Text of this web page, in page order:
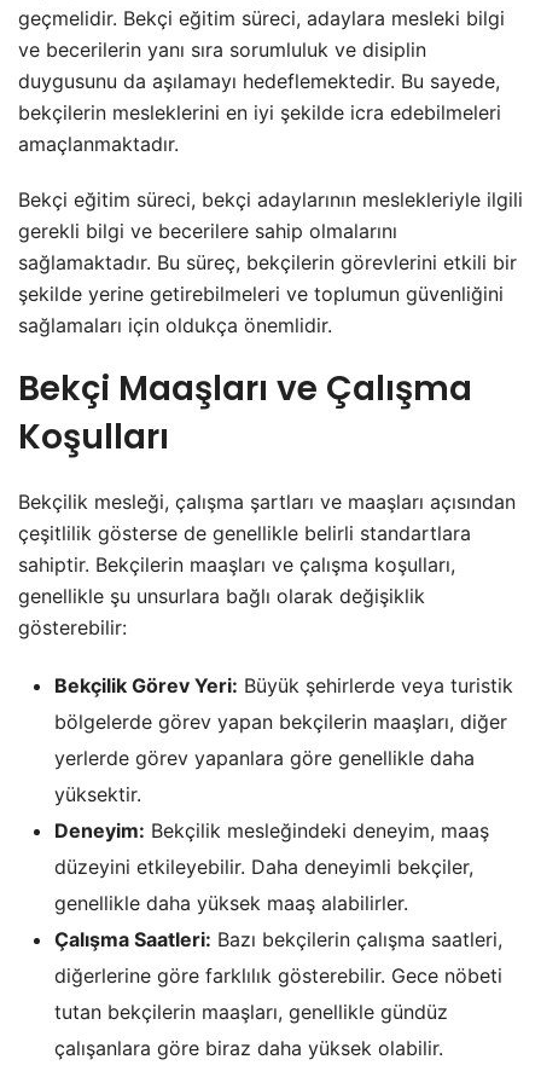
geçmelidir. Bekçi eğitim süreci, adaylara mesleki bilgi
ve becerilerin yanı sıra sorumluluk ve disiplin
duygusunu da aşılamayı hedeflemektedir. Bu sayede,
bekçilerin mesleklerini en iyi şekilde icra edebilmeleri
amaçlanmaktadır.
Bekçi eğitim süreci, bekçi adaylarının meslekleriyle ilgili
gerekli bilgi ve becerilere sahip olmalarını
sağlamaktadır. Bu süreç, bekçilerin görevlerini etkili bir
şekilde yerine getirebilmeleri ve toplumun güvenliğini
sağlamaları için oldukça önemlidir.
Bekçi Maaşları ve Çalışma
Koşulları
Bekçilik mesleği, çalışma şartları ve maaşları açısından
çeşitlilik gösterse de genellikle belirli standartlara
sahiptir. Bekçilerin maaşları ve çalışma koşulları,
genellikle şu unsurlara bağlı olarak değişiklik
gösterebilir:
Bekçilik Görev Yeri: Büyük şehirlerde veya turistik
bölgelerde görev yapan bekçilerin maaşları, diğer
yerlerde görev yapanlara göre genellikle daha
yüksektir.
Deneyim: Bekçilik mesleğindeki deneyim, maaş
düzeyini etkileyebilir. Daha deneyimli bekçiler,
genellikle daha yüksek maaş alabilirler.
Çalışma Saatleri: Bazı bekçilerin çalışma saatleri,
diğerlerine göre farklılık gösterebilir. Gece nöbeti
tutan bekçilerin maaşları, genellikle gündüz
çalışanlara göre biraz daha yüksek olabilir.